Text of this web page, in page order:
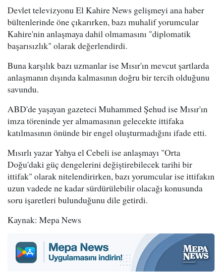
Devlet televizyonu El Kahire News gelişmeyi ana haber
bültenlerinde öne çıkarırken, bazı muhalif yorumcular
Kahire'nin anlaşmaya dahil olmamasını "diplomatik
başarısızlık" olarak değerlendirdi.
Buna karşılık bazı uzmanlar ise Mısır'ın mevcut şartlarda
anlaşmanın dışında kalmasının doğru bir tercih olduğunu
savundu.
ABD'de yaşayan gazeteci Muhammed Şehud ise Mısır'ın
imza töreninde yer almamasının gelecekte ittifaka
katılmasının önünde bir engel oluşturmadığını ifade etti.
Mısırlı yazar Yahya el Cebeli ise anlaşmayı "Orta
Doğu'daki güç dengelerini değiştirebilecek tarihi bir
ittifak" olarak nitelendirirken, bazı yorumcular ise ittifakın
uzun vadede ne kadar sürdürülebilir olacağı konusunda
soru işaretleri bulunduğunu dile getirdi.
Kaynak: Mepa News